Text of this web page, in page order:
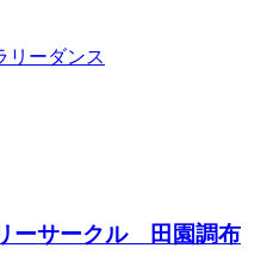
リーダンス
ーサークル 田園調布